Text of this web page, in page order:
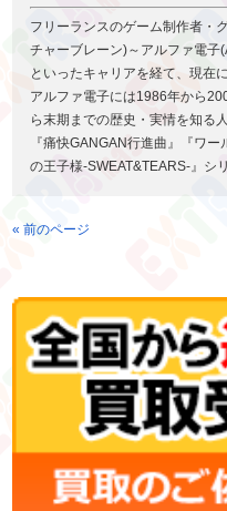
フリーランスのゲーム制作者・
チャーブレーン)～アルファ電
といったキャリアを経て、現在に
アルファ電子には1986年から
ら末期までの歴史・実情を知る
『痛快GANGAN行進曲』『ワ
の王子様-SWEAT&TEARS-』シ
« 前のページ